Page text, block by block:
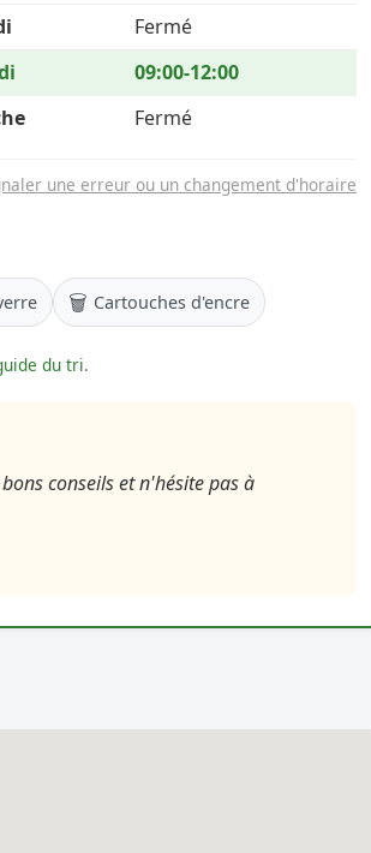
Fermé
09:00-12:00
Fermé
une erreur ou un changement d'horaire
🗑️ Cartouches d'encre
du tri.
conseils et n'hésite pas à